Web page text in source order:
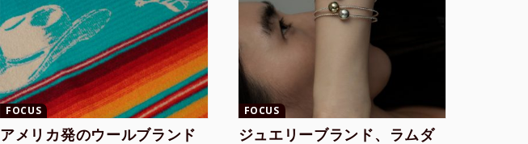
FOCUS
アメリカ発のウールブランド
FOCUS
ジュエリーブランド、ラムダ